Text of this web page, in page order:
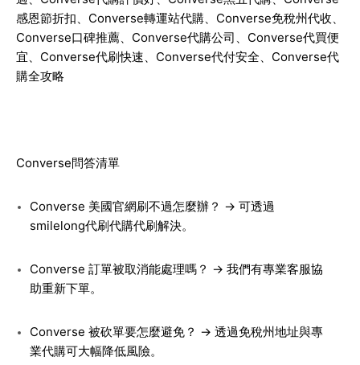
感恩節折扣、Converse轉運站代購、Converse免稅州代收、
Converse口碑推薦、Converse代購公司、Converse代買便
宜、Converse代刷快速、Converse代付安全、Converse代
購全攻略
Converse問答清單
Converse 美國官網刷不過怎麼辦？ → 可透過
smilelong代刷代購代刷解決。
Converse 訂單被取消能處理嗎？ → 我們有專業客服協
助重新下單。
Converse 被砍單要怎麼避免？ → 透過免稅州地址與專
業代購可大幅降低風險。